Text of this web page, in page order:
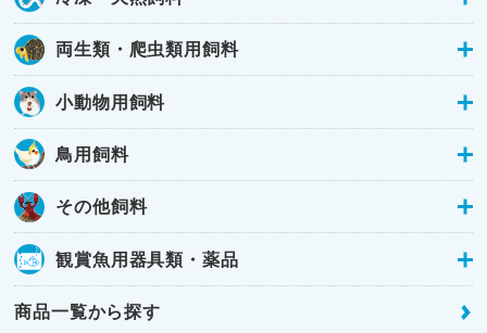
両生類・爬虫類用飼料
小動物用飼料
鳥用飼料
その他飼料
観賞魚用器具類・薬品
商品一覧から探す